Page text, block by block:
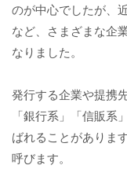
のが中心でしたが、
など、さまざまな企
なりました。
発行する企業や提携
「銀行系」「信販
ばれることがありま
呼びます。